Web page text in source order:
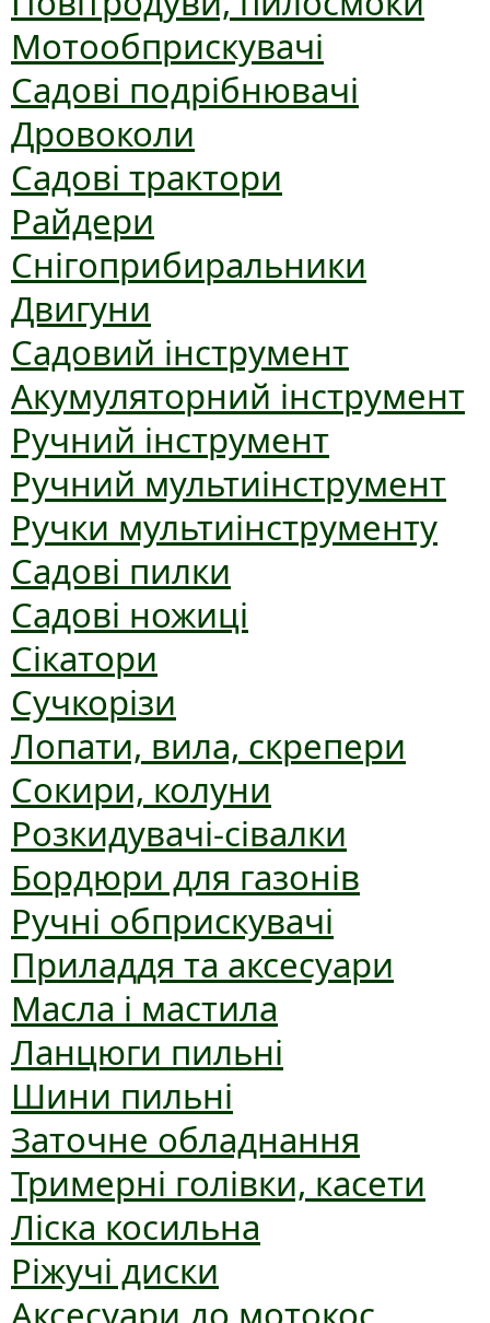
Мотообприскувачі
Садові подрібнювачі
Дровоколи
Садові трактори
Райдери
Снігоприбиральники
Двигуни
Садовий інструмент
Акумуляторний інструмент
Ручний інструмент
Ручний мультиінструмент
Ручки мультиінструменту
Садові пилки
Садові ножиці
Сікатори
Сучкорізи
Лопати, вила, скрепери
Сокири, колуни
Розкидувачі-сівалки
Бордюри для газонів
Ручні обприскувачі
Приладдя та аксесуари
Масла і мастила
Ланцюги пильні
Шини пильні
Заточне обладнання
Тримерні голівки, касети
Ліска косильна
Ріжучі диски